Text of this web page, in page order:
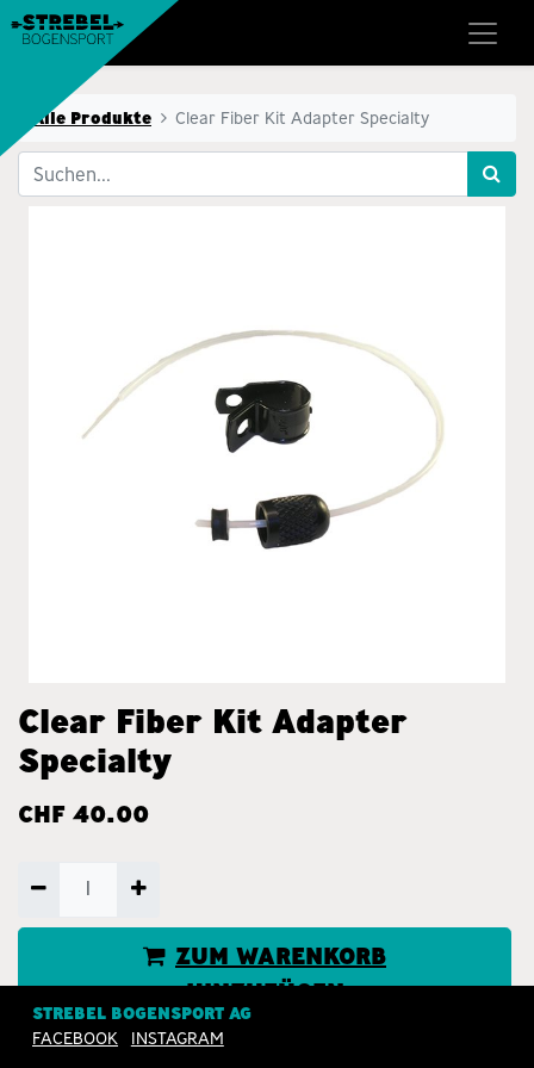
Alle Produkte Clear Fiber Kit Adapter Specialty
Clear Fiber Kit Adapter
Specialty
CHF 40.00
ZUM WARENKORB
HINZUFÜGEN
JETZT KAUFEN
STREBEL BOGENSPORT AG
FACEBOOK
INSTAGRAM